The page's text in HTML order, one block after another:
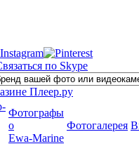
Фотографы
о
Ewa-Marine
Фотогалерея